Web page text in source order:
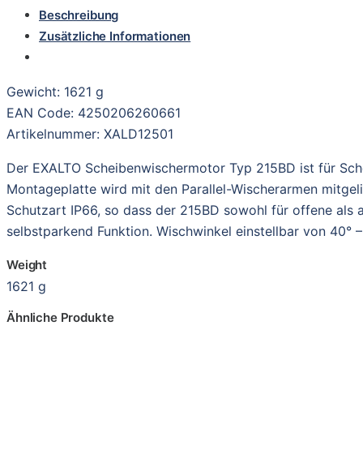
Beschreibung
Zusätzliche Informationen
Gewicht: 1621 g
EAN Code: 4250206260661
Artikelnummer: XALD12501
Der EXALTO Scheibenwischermotor Typ 215BD ist für
Montageplatte wird mit den Parallel-Wischerarmen
Schutzart IP66, so dass der 215BD sowohl für offene
selbstparkend Funktion. Wischwinkel einstellbar von 40° –
Weight
1621 g
Ähnliche Produkte